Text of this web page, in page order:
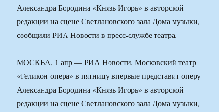
Александра Бородина «Князь Игорь» в авторской
редакции на сцене Светлановского зала Дома музыки,
сообщили РИА Новости в пресс-службе театра.
МОСКВА, 1 апр — РИА Новости. Московский театр
«Геликон-опера» в пятницу впервые представит оперу
Александра Бородина «Князь Игорь» в авторской
редакции на сцене Светлановского зала Дома музыки,